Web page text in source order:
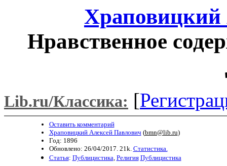
Храповицкий
Нравственное
Lib.ru/Классика: [
Оставить комментарий
Храповицкий Алексей Павлович (bmn@lib.ru)
Год: 1896
Обновлено: 26/04/2017. 21k. Статистика.
Статья: Публицистика Религия Публицистика